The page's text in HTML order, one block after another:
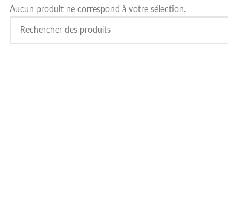
Aucun produit ne correspond à votre sélection.